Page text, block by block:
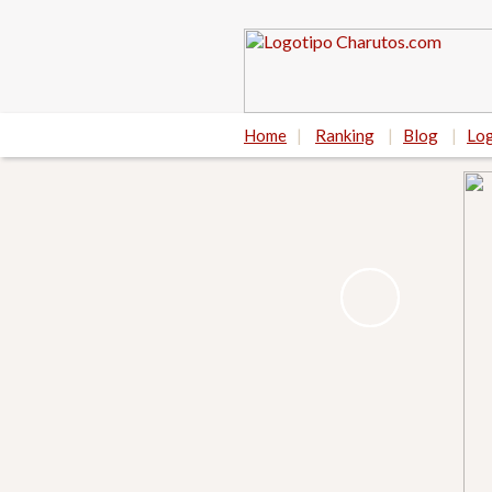
Home | Ranking | Blog |